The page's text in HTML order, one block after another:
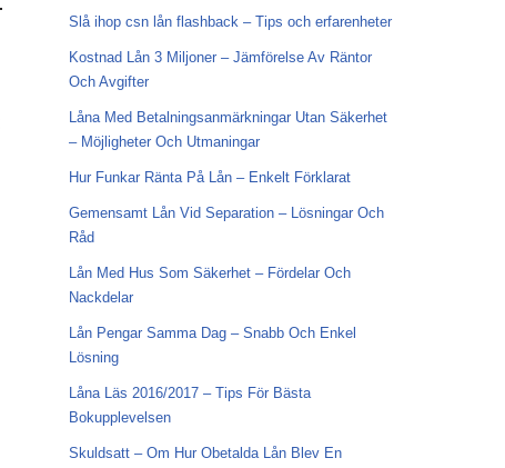
Slå ihop csn lån flashback – Tips och erfarenheter
Kostnad Lån 3 Miljoner – Jämförelse Av Räntor
Och Avgifter
Låna Med Betalningsanmärkningar Utan Säkerhet
– Möjligheter Och Utmaningar
Hur Funkar Ränta På Lån – Enkelt Förklarat
Gemensamt Lån Vid Separation – Lösningar Och
Råd
Lån Med Hus Som Säkerhet – Fördelar Och
Nackdelar
Lån Pengar Samma Dag – Snabb Och Enkel
Lösning
Låna Läs 2016/2017 – Tips För Bästa
Bokupplevelsen
Skuldsatt – Om Hur Obetalda Lån Blev En